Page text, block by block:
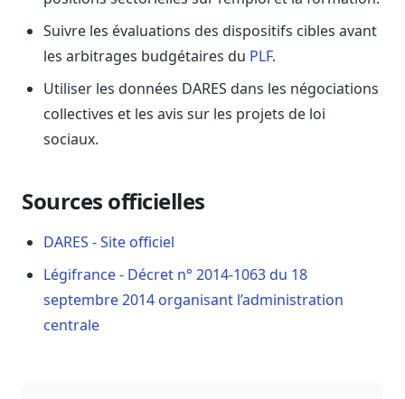
Suivre les évaluations des dispositifs cibles avant
les arbitrages budgétaires du PLF.
Utiliser les données DARES dans les négociations
collectives et les avis sur les projets de loi
sociaux.
Sources officielles
DARES - Site officiel
Légifrance - Décret n° 2014-1063 du 18
septembre 2014 organisant l’administration
centrale